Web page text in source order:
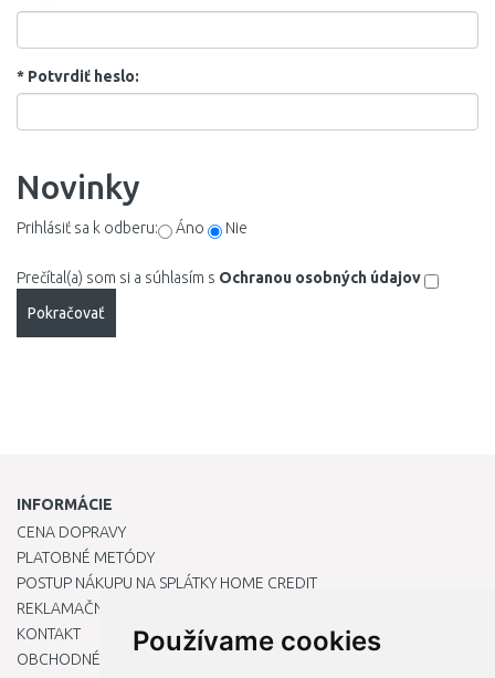
Používame cookies
* Potvrdiť heslo:
Novinky
Prihlásiť sa k odberu: Áno Nie
Prečítal(a) som si a súhlasím s Ochranou osobných údajov
INFORMÁCIE
CENA DOPRAVY
PLATOBNÉ METÓDY
POSTUP NÁKUPU NA SPLÁTKY HOME CREDIT
REKLAMAČNÝ PORIADOK
KONTAKT
OBCHODNÉ PODMIENKY